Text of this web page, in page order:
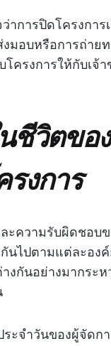
าการปิดโครงการ
งมอบหรือการถ่าย
โครงการให้กับเจ้
ชีวิตขอ
รงการ
ะความรับผิดชอบ
นไปตามแต่ละอง
งกันอย่างมากระห
ะจำวันของผู้จัดก